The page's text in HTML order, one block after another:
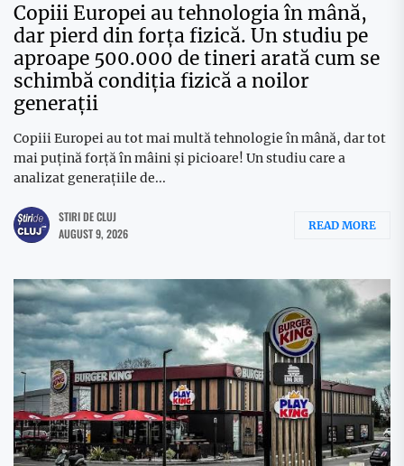
Copiii Europei au tehnologia în mână,
dar pierd din forța fizică. Un studiu pe
aproape 500.000 de tineri arată cum se
schimbă condiția fizică a noilor
generații
Copiii Europei au tot mai multă tehnologie în mână, dar tot
mai puțină forță în mâini și picioare! Un studiu care a
analizat generațiile de...
STIRI DE CLUJ
AUGUST 9, 2026
READ MORE